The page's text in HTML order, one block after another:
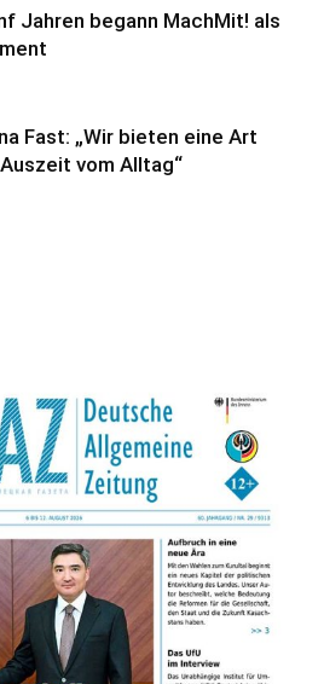
Jahren begann MachMit! als
Fast: „Wir bieten eine Art
vom Alltag“